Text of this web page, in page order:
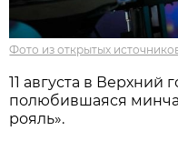
Фото из открытых
11 августа в Верхний
полюбившаяся
рояль».